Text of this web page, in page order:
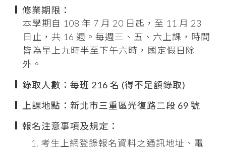
修業期限：
本學期自 108 年 7 月 20 日起，至 11 月 23
日止，共 16 週。每週三、五、六上課，時間
皆為早上九時半至下午六時，國定假日除
外。
錄取人數：每班 216 名 (得不足額錄取)
上課地點：新北市三重區光復路二段 69 號
報名注意事項及規定：
考生上網登錄報名資料之通訊地址、電